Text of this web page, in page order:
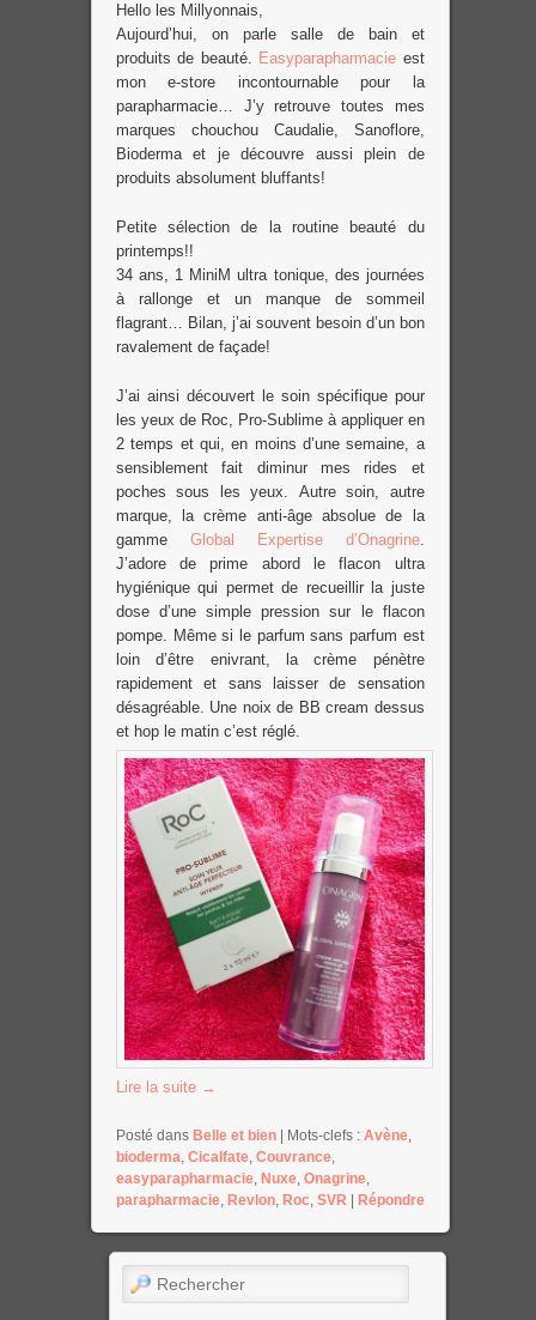
Hello les Millyonnais,
Aujourd’hui, on parle salle de bain et
produits de beauté. Easyparapharmacie est
mon e-store incontournable pour la
parapharmacie… J’y retrouve toutes mes
marques chouchou Caudalie, Sanoflore,
Bioderma et je découvre aussi plein de
produits absolument bluffants!
Petite sélection de la routine beauté du
printemps!!
34 ans, 1 MiniM ultra tonique, des journées
à rallonge et un manque de sommeil
flagrant… Bilan, j’ai souvent besoin d’un bon
ravalement de façade!
J’ai ainsi découvert le soin spécifique pour
les yeux de Roc, Pro-Sublime à appliquer en
2 temps et qui, en moins d’une semaine, a
sensiblement fait diminur mes rides et
poches sous les yeux. Autre soin, autre
marque, la crème anti-âge absolue de la
gamme Global Expertise d’Onagrine.
J’adore de prime abord le flacon ultra
hygiénique qui permet de recueillir la juste
dose d’une simple pression sur le flacon
pompe. Même si le parfum sans parfum est
loin d’être enivrant, la crème pénètre
rapidement et sans laisser de sensation
désagréable. Une noix de BB cream dessus
et hop le matin c’est réglé.
Lire la suite →
Posté dans Belle et bien Mots-clefs : Avène,
bioderma, Cicalfate, Couvrance,
easyparapharmacie, Nuxe, Onagrine,
parapharmacie, Revlon, Roc, SVR Répondre
Rechercher